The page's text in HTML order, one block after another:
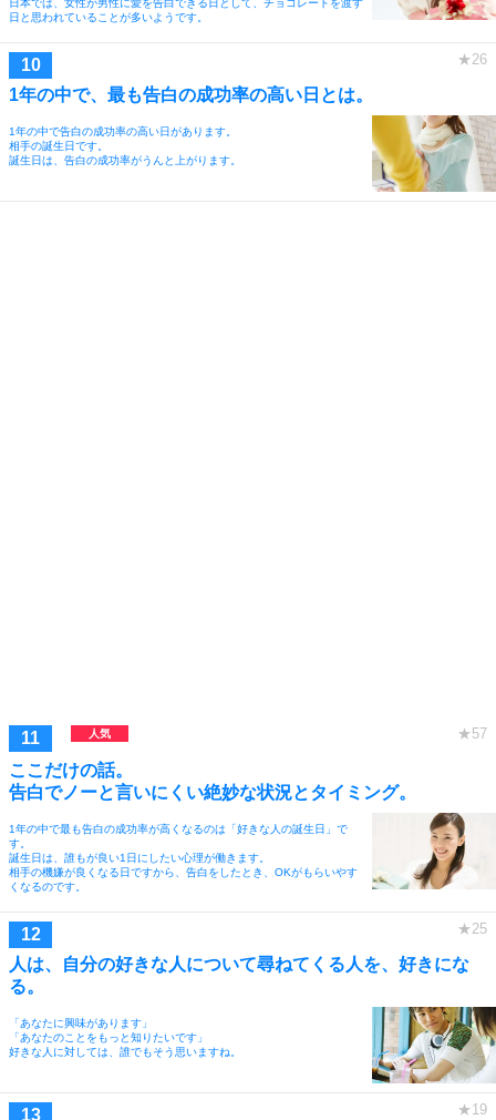
日と思われていることが多いようです。
1年の中で、最も告白の成功率の高い日とは。
1年の中で告白の成功率の高い日があります。
相手の誕生日です。
誕生日は、告白の成功率がうんと上がります。
ここだけの話。
告白でノーと言いにくい絶妙な状況とタイミング。
1年の中で最も告白の成功率が高くなるのは「好きな人の誕生日」で
す。
誕生日は、誰もが良い1日にしたい心理が働きます。
相手の機嫌が良くなる日ですから、告白をしたとき、OKがもらいやす
くなるのです。
人は、自分の好きな人について尋ねてくる人を、好きにな
る。
「あなたに興味があります」
「あなたのことをもっと知りたいです」
好きな人に対しては、誰でもそう思いますね。